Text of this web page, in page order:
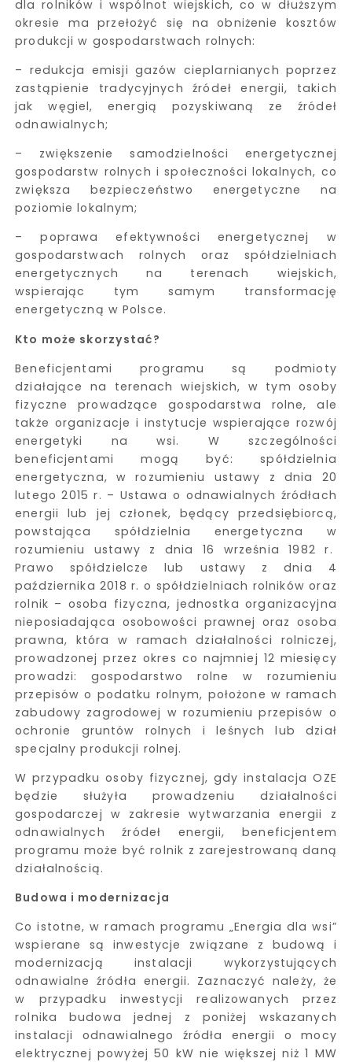
dla rolników i wspólnot wiejskich, co w dłuższym
okresie ma przełożyć się na obniżenie kosztów
produkcji w gospodarstwach rolnych:
– redukcja emisji gazów cieplarnianych poprzez
zastąpienie tradycyjnych źródeł energii, takich
jak węgiel, energią pozyskiwaną ze źródeł
odnawialnych;
– zwiększenie samodzielności energetycznej
gospodarstw rolnych i społeczności lokalnych, co
zwiększa bezpieczeństwo energetyczne na
poziomie lokalnym;
– poprawa efektywności energetycznej w
gospodarstwach rolnych oraz spółdzielniach
energetycznych na terenach wiejskich,
wspierając tym samym transformację
energetyczną w Polsce.
Kto może skorzystać?
Beneficjentami programu są podmioty
działające na terenach wiejskich, w tym osoby
fizyczne prowadzące gospodarstwa rolne, ale
także organizacje i instytucje wspierające rozwój
energetyki na wsi. W szczególności
beneficjentami mogą być: spółdzielnia
energetyczna, w rozumieniu ustawy z dnia 20
lutego 2015 r. – Ustawa o odnawialnych źródłach
energii lub jej członek, będący przedsiębiorcą,
powstająca spółdzielnia energetyczna w
rozumieniu ustawy z dnia 16 września 1982 r.
Prawo spółdzielcze lub ustawy z dnia 4
października 2018 r. o spółdzielniach rolników oraz
rolnik – osoba fizyczna, jednostka organizacyjna
nieposiadająca osobowości prawnej oraz osoba
prawna, która w ramach działalności rolniczej,
prowadzonej przez okres co najmniej 12 miesięcy
prowadzi: gospodarstwo rolne w rozumieniu
przepisów o podatku rolnym, położone w ramach
zabudowy zagrodowej w rozumieniu przepisów o
ochronie gruntów rolnych i leśnych lub dział
specjalny produkcji rolnej.
W przypadku osoby fizycznej, gdy instalacja OZE
będzie służyła prowadzeniu działalności
gospodarczej w zakresie wytwarzania energii z
odnawialnych źródeł energii, beneficjentem
programu może być rolnik z zarejestrowaną daną
działalnością.
Budowa i modernizacja
Co istotne, w ramach programu „Energia dla wsi”
wspierane są inwestycje związane z budową i
modernizacją instalacji wykorzystujących
odnawialne źródła energii. Zaznaczyć należy, że
w przypadku inwestycji realizowanych przez
rolnika budowa jednej z poniżej wskazanych
instalacji odnawialnego źródła energii o mocy
elektrycznej powyżej 50 kW nie większej niż 1 MW